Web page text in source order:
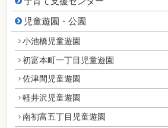
児童遊園・公園
小池橋児童遊園
初富本町一丁目児童遊園
佐津間児童遊園
軽井沢児童遊園
南初富五丁目児童遊園